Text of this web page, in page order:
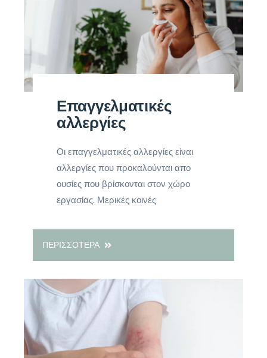
Επαγγελματικές
αλλεργίες
Οι επαγγελματικές αλλεργίες είναι
αλλεργίες που προκαλούνται απο
ουσίες που βρίσκονται στον χώρο
εργασίας. Μερικές κοινές
ΠΕΡΙΣΣΟΤΕΡΑ